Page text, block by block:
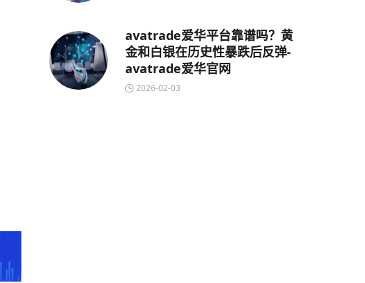
avatrade爱华平台靠谱吗？黄
金和白银在历史性暴跌后反弹-
avatrade爱华官网
2026-02-03